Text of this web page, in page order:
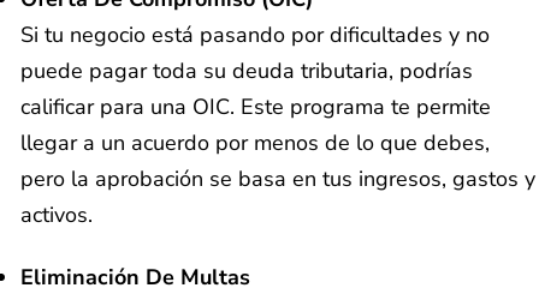
Si tu negocio está pasando por dificultades y no
puede pagar toda su deuda tributaria, podrías
calificar para una OIC. Este programa te permite
llegar a un acuerdo por menos de lo que debes,
pero la aprobación se basa en tus ingresos, gastos y
activos.
Eliminación De Multas